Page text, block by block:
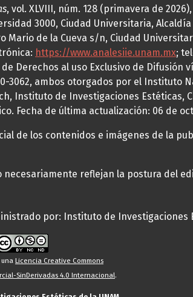
, vol. XLVIII, núm. 128 (primavera de
3000, Ciudad Universitaria,
de la Cueva s/n, Ciudad
https://www.analesiie.unam.mx;
Derechos al uso Exclusivo de Difusión
3062, ambos otorgados por el Instituto
Instituto de Investigaciones Estéticas,
Fecha de última actualización: 06 de
de los contenidos e imágenes de la
reflejan la postura del
por: Instituto de Investigaciones
Licencia Creative Commons
SinDerivadas 4.0 Internacional.